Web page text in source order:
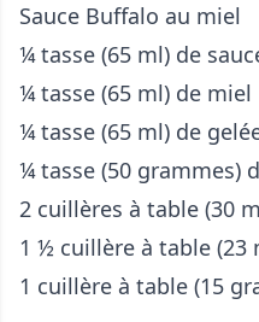
Sauce Buffalo au miel
¼ tasse (65 ml) de
¼ tasse (65 ml) de miel
¼ tasse (65 ml) de
¼ tasse (50 grammes)
2 cuillères à table (30
1 ½ cuillère à table (23
1 cuillère à table (15